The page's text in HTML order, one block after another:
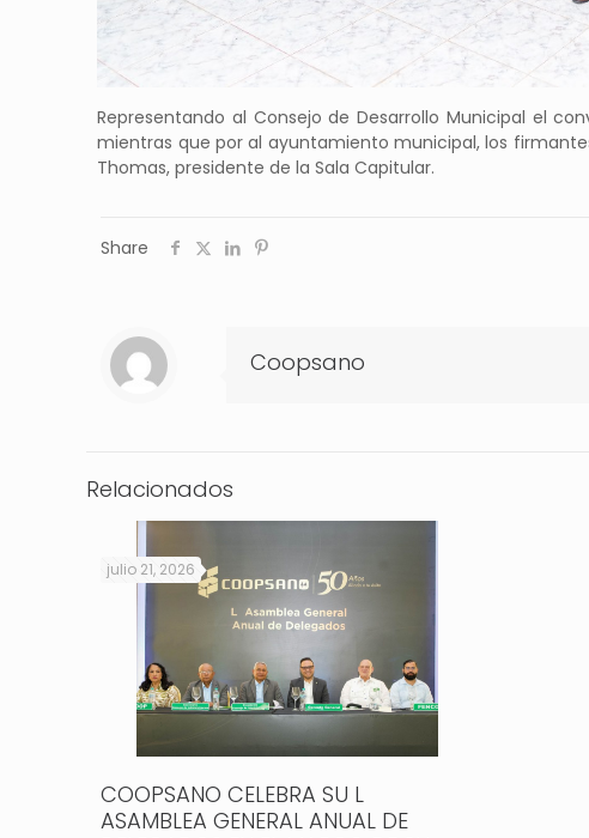
Representando al Consejo de Desarrollo Municipal el
mientras que por al ayuntamiento municipal, los
Thomas, presidente de la Sala Capitular.
Share
Coopsano
Relacionados
julio 21, 2026
COOPSANO CELEBRA SU L
ASAMBLEA GENERAL ANUAL DE